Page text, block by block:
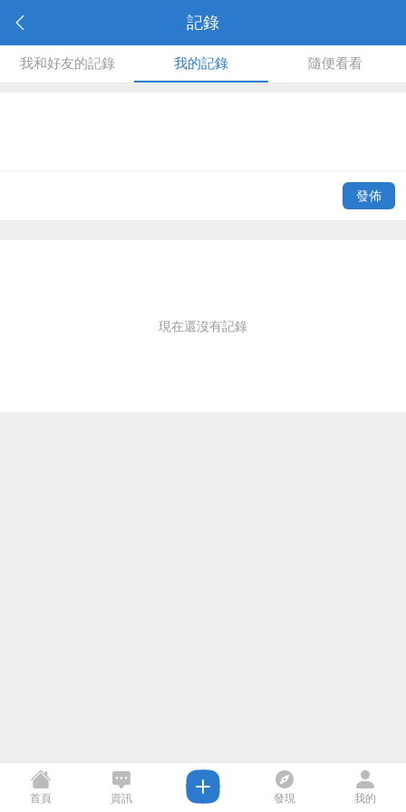
記錄
我和好友的記錄 我的記錄 隨便看看
發佈
現在還沒有記錄
首頁 資訊 發現 我的